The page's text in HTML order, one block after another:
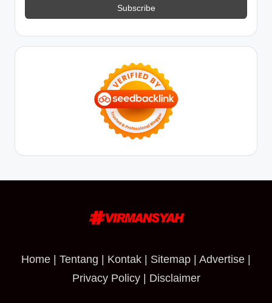
Home | Tentang | Kontak | Sitemap | Advertise |
Privacy Policy| Disclaimer